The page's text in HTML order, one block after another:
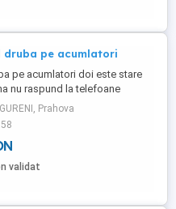
druba pe acumlatori
pe acumlatori doi este stare
nu raspund la telefoane
Prahova
validat